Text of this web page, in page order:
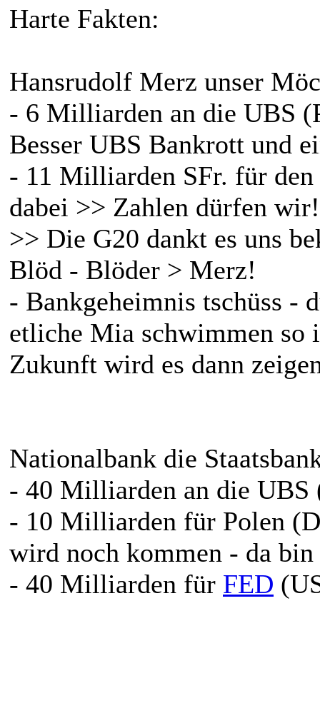
Harte Fakten:
Hansrudolf Merz unser
- 6 Milliarden an die UBS
Besser UBS Bankrott und
- 11 Milliarden SFr. für den
dabei >> Zahlen dürfen
>> Die G20 dankt es uns
Blöd - Blöder > Merz!
- Bankgeheimnis tschüss -
etliche Mia schwimmen so
Zukunft wird es dann
Nationalbank die
- 40 Milliarden an die UBS
- 10 Milliarden für Polen
wird noch kommen - da
- 40 Milliarden für FED